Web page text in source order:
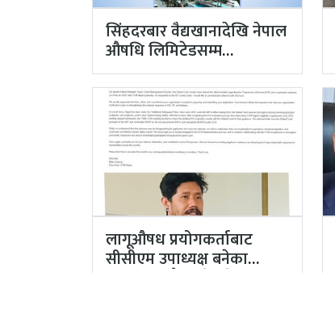
सिंहदरबार वैद्यखानादेखि नेपाल
औषधि लिमिटेडसम्म
प्रधानमन्त्रीको प्राथमिकतामा
लागूऔषध प्रयोगकर्ताबाट
सीसीएम उपाध्यक्ष बनेका